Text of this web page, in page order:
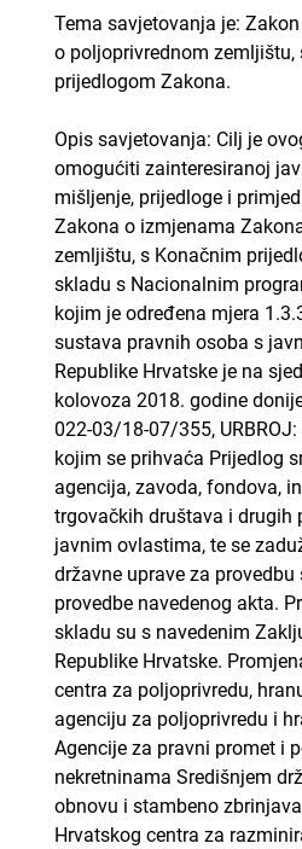
Tema savjetovanja je:
o poljoprivrednom zemljištu,
prijedlogom Zakona.
Opis savjetovanja: Cilj je
omogućiti zainteresiranoj
mišljenje, prijedloge i
Zakona o izmjenama
zemljištu, s Konačnim
skladu s Nacionalnim
kojim je određena mjera
sustava pravnih osoba s
Republike Hrvatske je na
kolovoza 2018. godine
022-03/18-07/355,
kojim se prihvaća Prijedlog
agencija, zavoda, fondova,
trgovačkih društava i drugih
javnim ovlastima, te se
državne uprave za
provedbe navedenog akta.
skladu su s navedenim
Republike Hrvatske.
centra za poljoprivredu,
agenciju za poljoprivredu i
Agencije za pravni promet i
nekretninama Središnjem
obnovu i stambeno
Hrvatskog centra za